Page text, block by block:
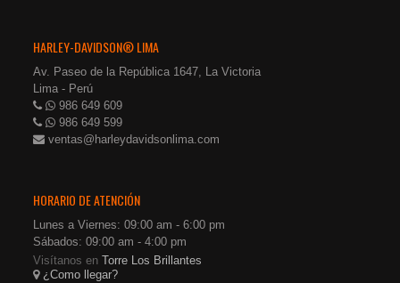
HARLEY-DAVIDSON® LIMA
Av. Paseo de la República 1647, La Victoria
Lima - Perú
986 649 609
986 649 599
ventas@harleydavidsonlima.com
HORARIO DE ATENCIÓN
Lunes a Viernes: 09:00 am - 6:00 pm
Sábados: 09:00 am - 4:00 pm
Visítanos enTorre Los Brillantes
¿Como llegar?